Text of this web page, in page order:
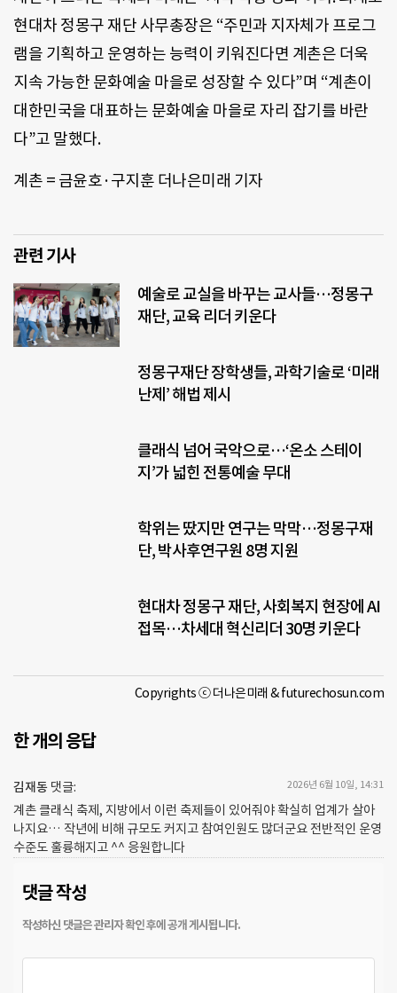
현대차 정몽구 재단 사무총장은 “주민과 지자체가 프로그
램을 기획하고 운영하는 능력이 키워진다면 계촌은 더욱
지속 가능한 문화예술 마을로 성장할 수 있다”며 “계촌이
대한민국을 대표하는 문화예술 마을로 자리 잡기를 바란
다”고 말했다.
계촌 = 금윤호·구지훈 더나은미래 기자
관련 기사
예술로 교실을 바꾸는 교사들…정몽구
재단, 교육 리더 키운다
정몽구재단 장학생들, 과학기술로 ‘미래
난제’ 해법 제시
클래식 넘어 국악으로…‘온소 스테이
지’가 넓힌 전통예술 무대
학위는 땄지만 연구는 막막…정몽구재
단, 박사후연구원 8명 지원
현대차 정몽구 재단, 사회복지 현장에 AI
접목…차세대 혁신리더 30명 키운다
Copyrights ⓒ 더나은미래 & futurechosun.com
한 개의 응답
김재동 댓글: 2026년 6월 10일, 14:31
계촌 클래식 축제, 지방에서 이런 축제들이 있어줘야 확실히 업계가 살아
나지요… 작년에 비해 규모도 커지고 참여인원도 많더군요 전반적인 운영
수준도 훌륭해지고 ^^ 응원합니다
댓글 작성